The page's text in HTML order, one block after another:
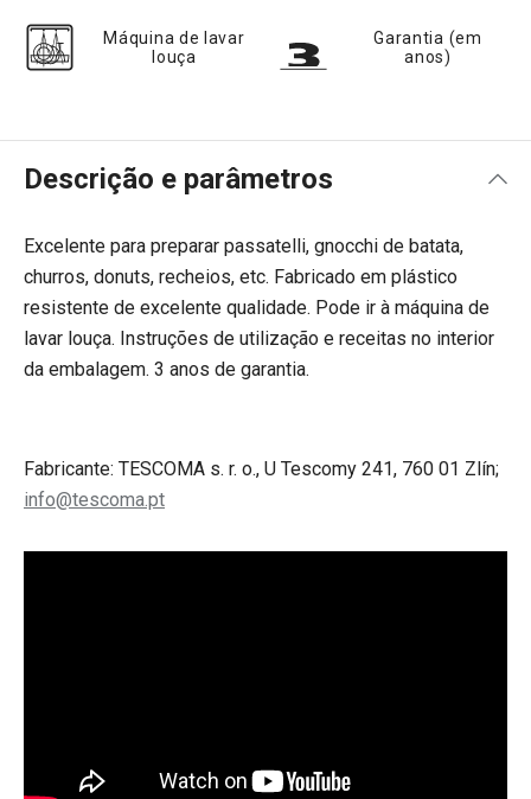
Máquina de lavar
louça
Garantia (em
anos)
Descrição e parâmetros
Excelente para preparar passatelli, gnocchi de batata,
churros, donuts, recheios, etc. Fabricado em plástico
resistente de excelente qualidade. Pode ir à máquina de
lavar louça. Instruções de utilização e receitas no interior
da embalagem. 3 anos de garantia.
Fabricante: TESCOMA s. r. o., U Tescomy 241, 760 01 Zlín;
info@tescoma.pt